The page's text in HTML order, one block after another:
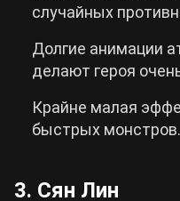
случайных
Долгие анимации
делают героя
Крайне малая
быстрых монстров.
3. Сян Лин